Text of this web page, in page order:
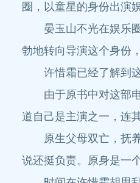
圈，以童星的身份出演
晏玉山不光在娱乐圈
勃地转向导演这个身份
许惜霜已经了解到这
由于原书中对这部电
道自己是主演之一，连
原生父母双亡，抚养
说还挺负责。原身是一